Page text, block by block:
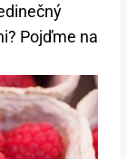
Pojďme ⁢na